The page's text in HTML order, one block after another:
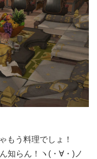
もう料理でしょ！
知らん！ヽ(・∀・)ノ